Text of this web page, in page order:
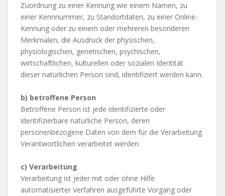
Zuordnung zu einer Kennung wie einem Namen, zu
einer Kennnummer, zu Standortdaten, zu einer Online-
Kennung oder zu einem oder mehreren besonderen
Merkmalen, die Ausdruck der physischen,
physiologischen, genetischen, psychischen,
wirtschaftlichen, kulturellen oder sozialen Identität
dieser natürlichen Person sind, identifiziert werden kann.
b) betroffene Person
Betroffene Person ist jede identifizierte oder
identifizierbare natürliche Person, deren
personenbezogene Daten von dem für die Verarbeitung
Verantwortlichen verarbeitet werden.
c) Verarbeitung
Verarbeitung ist jeder mit oder ohne Hilfe
automatisierter Verfahren ausgeführte Vorgang oder